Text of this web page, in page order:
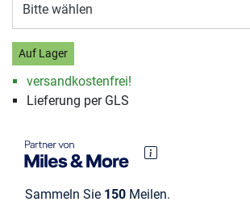
Bitte wählen
Auf Lager
versandkostenfrei!
Lieferung per GLS
Sammeln Sie 150 Meilen.